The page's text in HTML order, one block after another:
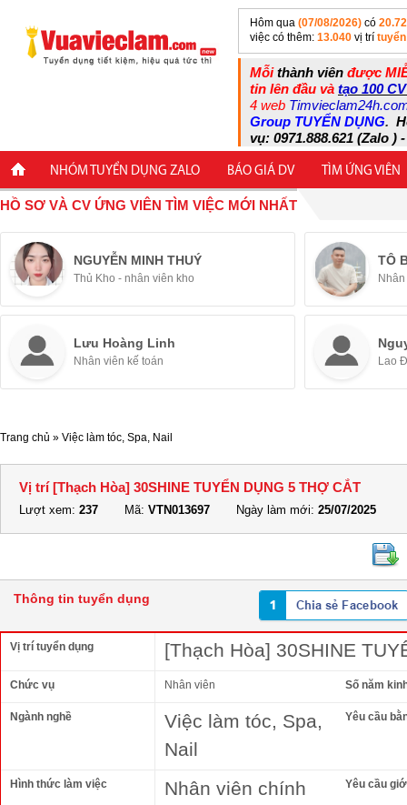
Hôm qua (07/08/2026) có
việc có thêm: 13.040 vị trí
Mỗithành viên được
tin lên đầu và tạo 100
4 web
Group TUYỂN DỤNG.
vụ: 0971.888.621 (Zalo )
NHÓM TUYỂN DỤNG ZALO BÁO GIÁ DV TÌM ỨNG VIÊN
HỒ SƠ VÀ CV ỨNG VIÊN TÌM VIỆC MỚI NHẤT
NGUYỄN MINH THUÝ
Thủ Kho - nhân viên kho
TÔ
Lưu Hoàng Linh
Nhân viên kế toán Lao
Trang chủ » Việc làm tóc, Spa, Nail
Vị trí [Thạch Hòa] 30SHINE TUYỂN DỤNG 5 THỢ CẮT
Lượt xem: 237 Mã: VTN013697 Ngày làm mới: 25/07/2025
Thông tin tuyển dụng
Vị trí tuyển dụng [Thạch Hòa] 30SHINE
Chức vụ Nhân viên Số năm
Ngành nghề
Việc làm tóc, Spa,
Nail
Yêu cầu
Hình thức làm việc
Nhân viên chính
Yêu cầu